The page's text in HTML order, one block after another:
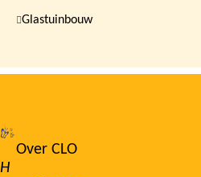
Glastuinbouw
H
Footer
Over CLO